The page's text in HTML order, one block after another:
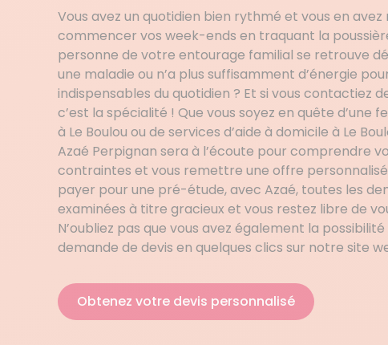
Vous avez un quotidien bien rythmé et vous en
commencer vos week-ends en traquant la
personne de votre entourage familial se retrouve
une maladie ou n’a plus suffisamment d’énergie
indispensables du quotidien ? Et si vous contactiez
c’est la spécialité ! Que vous soyez en quête d’une
à Le Boulou ou de services d’aide à domicile à Le
Azaé Perpignan sera à l’écoute pour comprendre
contraintes et vous remettre une offre
payer pour une pré-étude, avec Azaé, toutes les
examinées à titre gracieux et vous restez libre de
N’oubliez pas que vous avez également la
demande de devis en quelques clics sur notre site
Obtenez votre devis personnalisé